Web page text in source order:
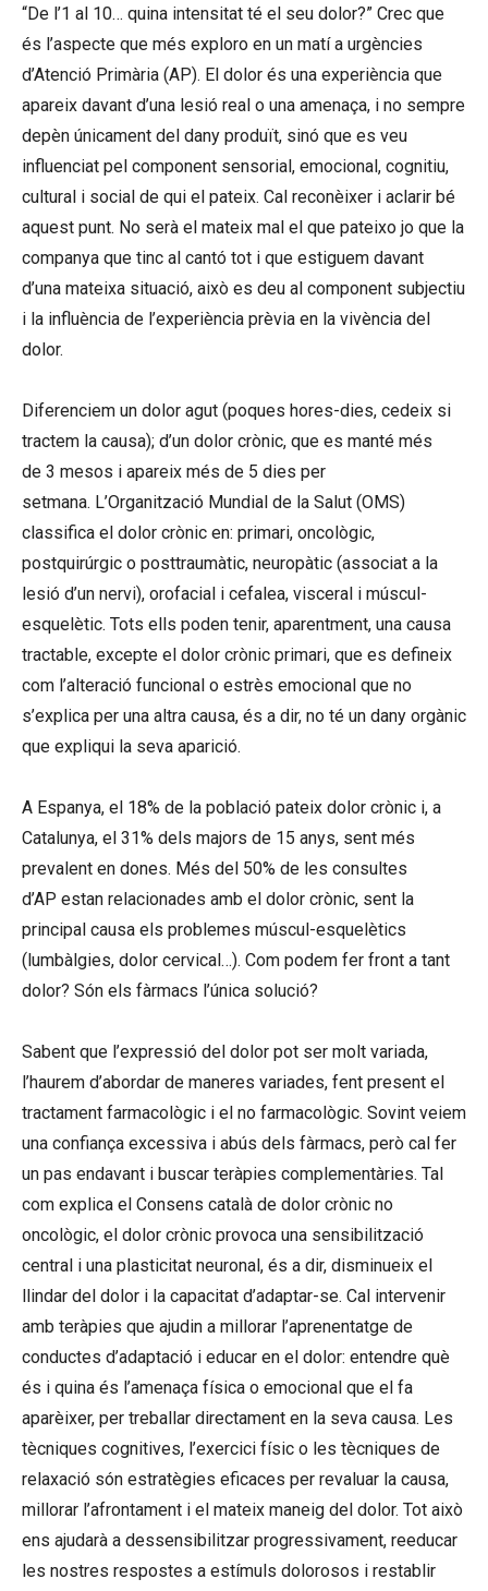
“De l’1 al 10… quina intensitat té el seu dolor?” Crec que
és l’aspecte que més exploro en un matí a urgències
d’Atenció Primària (AP). El dolor és una experiència que
apareix davant d’una lesió real o una amenaça, i no sempre
depèn únicament del dany produït, sinó que es veu
influenciat pel component sensorial, emocional, cognitiu,
cultural i social de qui el pateix. Cal reconèixer i aclarir bé
aquest punt. No serà el mateix mal el que pateixo jo que la
companya que tinc al cantó tot i que estiguem davant
d’una mateixa situació, això es deu al component subjectiu
i la influència de l’experiència prèvia en la vivència del
dolor.
Diferenciem un dolor agut (poques hores-dies, cedeix si
tractem la causa); d’un dolor crònic, que es manté més
de 3 mesos i apareix més de 5 dies per
setmana. L’Organització Mundial de la Salut (OMS)
classifica el dolor crònic en: primari, oncològic,
postquirúrgic o posttraumàtic, neuropàtic (associat a la
lesió d’un nervi), orofacial i cefalea, visceral i múscul-
esquelètic. Tots ells poden tenir, aparentment, una causa
tractable, excepte el dolor crònic primari, que es defineix
com l’alteració funcional o estrès emocional que no
s’explica per una altra causa, és a dir, no té un dany orgànic
que expliqui la seva aparició.
A Espanya, el 18% de la població pateix dolor crònic i, a
Catalunya, el 31% dels majors de 15 anys, sent més
prevalent en dones. Més del 50% de les consultes
d’AP estan relacionades amb el dolor crònic, sent la
principal causa els problemes múscul-esquelètics
(lumbàlgies, dolor cervical…). Com podem fer front a tant
dolor? Són els fàrmacs l’única solució?
Sabent que l’expressió del dolor pot ser molt variada,
l’haurem d’abordar de maneres variades, fent present el
tractament farmacològic i el no farmacològic. Sovint veiem
una confiança excessiva i abús dels fàrmacs, però cal fer
un pas endavant i buscar teràpies complementàries. Tal
com explica el Consens català de dolor crònic no
oncològic, el dolor crònic provoca una sensibilització
central i una plasticitat neuronal, és a dir, disminueix el
llindar del dolor i la capacitat d’adaptar-se. Cal intervenir
amb teràpies que ajudin a millorar l’aprenentatge de
conductes d’adaptació i educar en el dolor: entendre què
és i quina és l’amenaça física o emocional que el fa
aparèixer, per treballar directament en la seva causa. Les
tècniques cognitives, l’exercici físic o les tècniques de
relaxació són estratègies eficaces per revaluar la causa,
millorar l’afrontament i el mateix maneig del dolor. Tot això
ens ajudarà a dessensibilitzar progressivament, reeducar
les nostres respostes a estímuls dolorosos i restablir